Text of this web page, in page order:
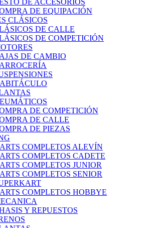
DE ACCESORIOS
DE EQUIPACIÓN
CLÁSICOS
DE CALLE
DE COMPETICIÓN
DE CAMBIO
DE COMPETICIÓN
DE CALLE
DE PIEZAS
COMPLETOS ALEVÍN
COMPLETOS CADETE
COMPLETOS JUNIOR
COMPLETOS SENIOR
COMPLETOS HOBBYE
Y REPUESTOS